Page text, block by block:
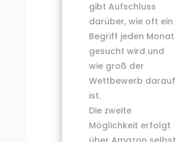
gibt Aufschluss
darüber, wie oft ein
Begriff jeden Monat
gesucht wird und
wie groß der
Wettbewerb darauf
ist.
Die zweite
Möglichkeit erfolgt